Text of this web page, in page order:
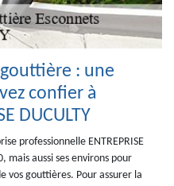
: une
confier à
DUCULTY
professionnelle ENTREPRISE
mais aussi ses environs pour
vos gouttières. Pour assurer la